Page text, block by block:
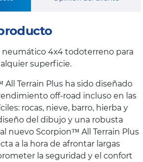
neumático 4x4 todoterreno para
superficie.
Terrain Plus ha sido diseñado
off-road incluso en las
rocas, nieve, barro, hierba y
del dibujo y una robusta
nuevo Scorpion™ All Terrain Plus
a la hora de afrontar largas
la seguridad y el confort